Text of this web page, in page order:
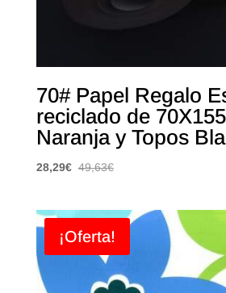
70# Papel Regalo
reciclado de
Naranja y Topos
28,29€ 49,63€
¡Oferta!